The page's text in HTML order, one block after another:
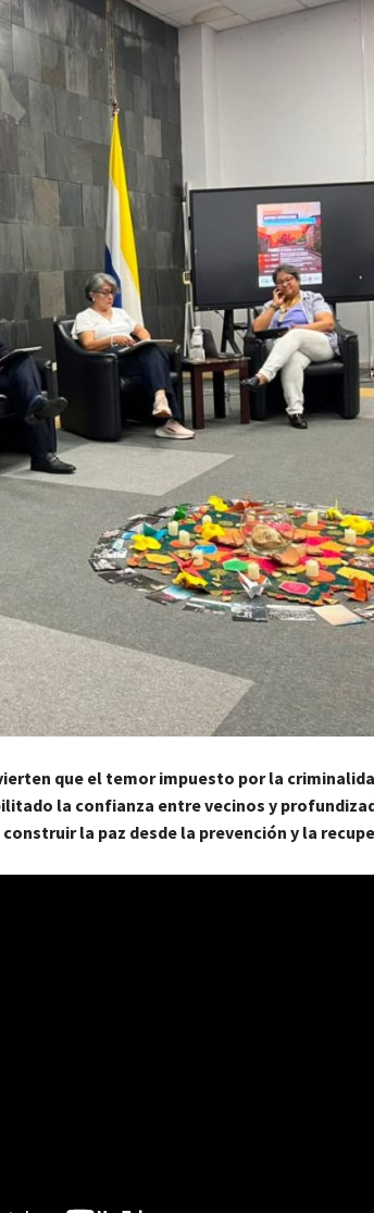
que el temor impuesto por la
la confianza entre vecinos y
la paz desde la prevención y la